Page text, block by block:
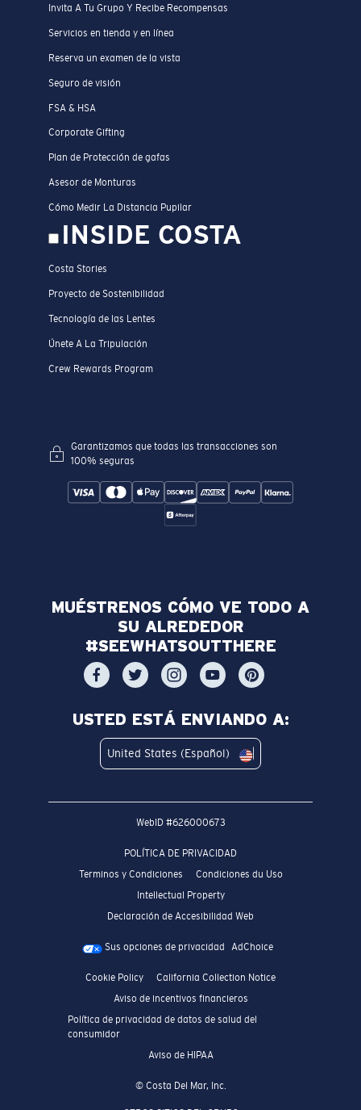
Invita A Tu Grupo Y Recibe Recompensas
Servicios en tienda y en línea
Reserva un examen de la vista
Seguro de visión
FSA & HSA
Corporate Gifting
Plan de Protección de gafas
Asesor de Monturas
Cómo Medir La Distancia Pupilar
INSIDE COSTA
Costa Stories
Proyecto de Sostenibilidad
Tecnología de las Lentes
Únete A La Tripulación
Crew Rewards Program
Garantizamos que todas las transacciones son
100% seguras
MUÉSTRENOS CÓMO VE TODO A
SU ALREDEDOR
#SEEWHATSOUTTHERE
USTED ESTÁ ENVIANDO A:
United States (Español)
WebID #626000673
POLÍTICA DE PRIVACIDAD
Terminos y Condiciones
Condiciones du Uso
Intellectual Property
Declaración de Accesibilidad Web
Sus opciones de privacidad AdChoice
Cookie Policy
California Collection Notice
Aviso de incentivos financieros
Política de privacidad de datos de salud del
consumidor
Aviso de HIPAA
© Costa Del Mar, Inc.